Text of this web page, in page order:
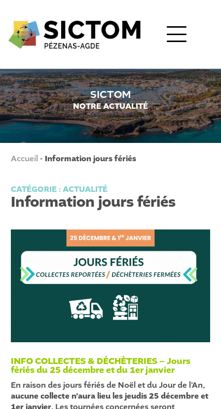
SICTOM
NOTRE ACTUALITÉ
Accueil - Information jours fériés
CATÉGORIE :ACTUALITÉ
Information jours fériés
INFO COLLECTES & DÉCHÈTERIES –Jours
fériés du 25 décembre et du 1er janvier
En raison des jours fériés de Noël et du Jour de l’An,
aucune collecte n’aura lieu les jeudis 25 décembre et